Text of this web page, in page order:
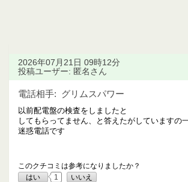
2026年07月21日 09時12分
投稿ユーザー: 匿名さん
電話相手: グリムスパワー
以前配電盤の検査をしましたと
してもらってません、と答えたがしていますの
迷惑電話です
このクチコミは参考になりましたか？
はい
1 いいえ